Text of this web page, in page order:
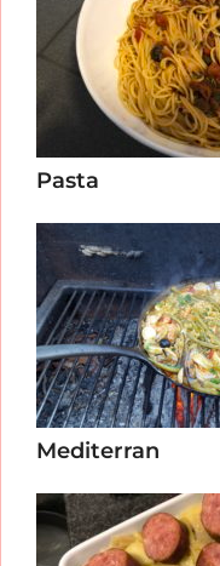
Pasta
Mediterran